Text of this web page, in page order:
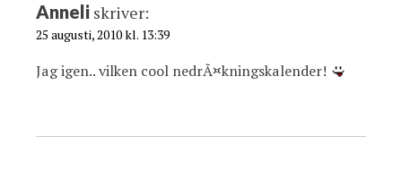
Anneli skriver:
25 augusti, 2010 kl. 13:39
Jag igen.. vilken cool nedrÃ¤kningskalender!